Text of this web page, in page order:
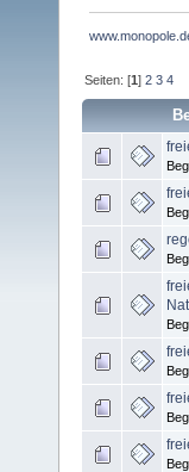
Seiten: [1]2 3 4